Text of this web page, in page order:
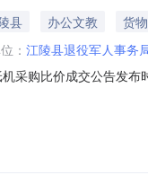
县 办公文教
货物
： 江陵县退役军人事务
采购比价成交公告发
供应商名称：荆州市